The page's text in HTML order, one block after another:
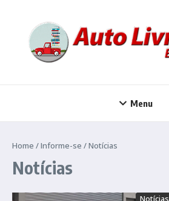
Menu
Home /Informe-se /Notícias
Notícias
Notícias